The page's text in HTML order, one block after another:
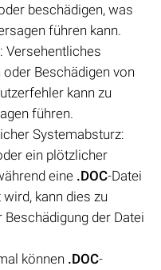
beschädigen, was
führen kann.
Versehentliches
Beschädigen von
kann zu
führen.
Systemabsturz:
ein plötzlicher
eine .DOC-Datei
kann dies zu
der Datei
können .DOC-